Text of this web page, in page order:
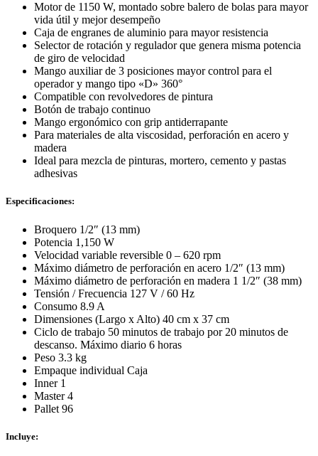
Motor de 1150 W, montado sobre balero de bolas para mayor
vida útil y mejor desempeño
Caja de engranes de aluminio para mayor resistencia
Selector de rotación y regulador que genera misma potencia
de giro de velocidad
Mango auxiliar de 3 posiciones mayor control para el
operador y mango tipo «D» 360°
Compatible con revolvedores de pintura
Botón de trabajo continuo
Mango ergonómico con grip antiderrapante
Para materiales de alta viscosidad, perforación en acero y
madera
Ideal para mezcla de pinturas, mortero, cemento y pastas
adhesivas
Especificaciones:
Broquero 1/2″ (13 mm)
Potencia 1,150 W
Velocidad variable reversible 0 – 620 rpm
Máximo diámetro de perforación en acero 1/2″ (13 mm)
Máximo diámetro de perforación en madera 1 1/2″ (38 mm)
Tensión / Frecuencia 127 V / 60 Hz
Consumo 8.9 A
Dimensiones (Largo x Alto) 40 cm x 37 cm
Ciclo de trabajo 50 minutos de trabajo por 20 minutos de
descanso. Máximo diario 6 horas
Peso 3.3 kg
Empaque individual Caja
Inner 1
Master 4
Pallet 96
Incluye: